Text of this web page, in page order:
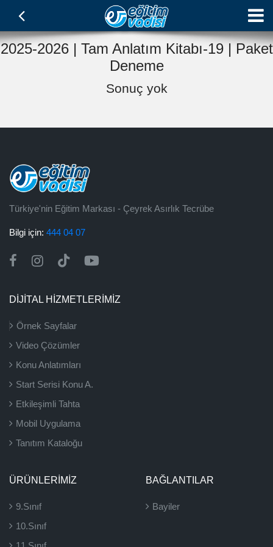
2025-2026 | Tam Anlatım Kitabı-19 | Paket
Deneme
Sonuç yok
Türkiye'nin Eğitim Markası - Çeyrek Asırlık Tecrübe
Bilgi için: 444 04 07
DİJİTAL HİZMETLERİMİZ
Örnek Sayfalar
Video Çözümler
Konu Anlatımları
Start Serisi Konu A.
Etkileşimli Tahta
Mobil Uygulama
Tanıtım Kataloğu
ÜRÜNLERIMIZ
9.Sınıf
10.Sınıf
BAĞLANTILAR
Bayiler